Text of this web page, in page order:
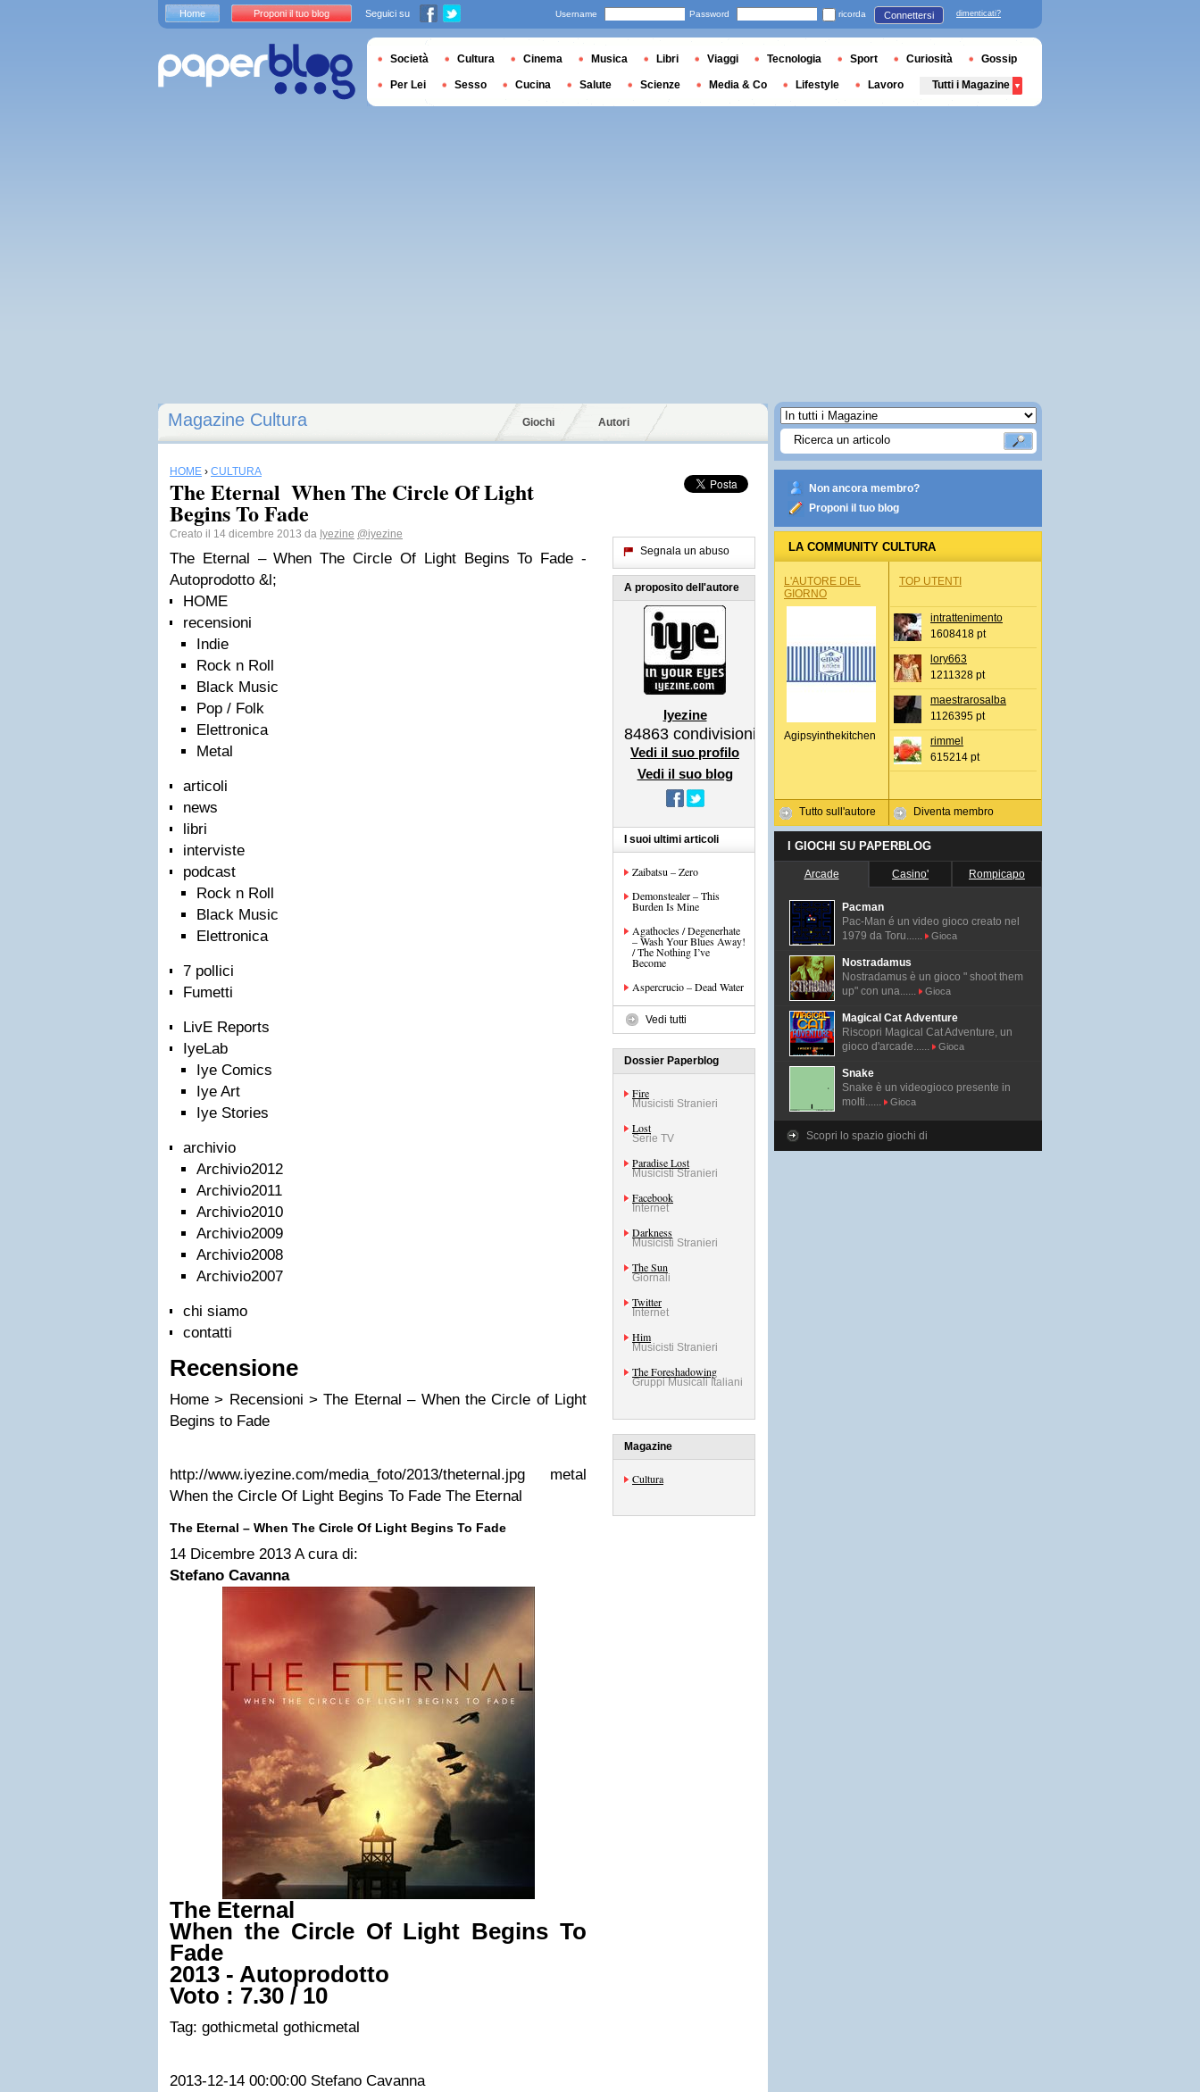
Magazine Cultura Giochi Autori
HOME › CULTURA
The Eternal  When The Circle Of Light
Begins To Fade
Creato il 14 dicembre 2013 da Iyezine @iyezine
The Eternal – When The Circle Of Light Begins To Fade -
Autoprodotto &l;
HOME
recensioni
Indie
Rock n Roll
Black Music
Pop / Folk
Elettronica
Metal
articoli
news
libri
interviste
podcast
Rock n Roll
Black Music
Elettronica
7 pollici
Fumetti
LivE Reports
IyeLab
Iye Comics
Iye Art
Iye Stories
archivio
Archivio2012
Archivio2011
Archivio2010
Archivio2009
Archivio2008
Archivio2007
chi siamo
contatti
Recensione
Home > Recensioni > The Eternal – When the Circle of Light
Begins to Fade
http://www.iyezine.com/media_foto/2013/theternal.jpg
metal
When the Circle Of Light Begins To Fade The Eternal
The Eternal – When The Circle Of Light Begins To Fade
14 Dicembre 2013 A cura di:
Stefano Cavanna
The Eternal
When the Circle Of Light Begins To
Fade
2013 - Autoprodotto
Voto : 7.30 / 10
Tag: gothicmetal gothicmetal
2013-12-14 00:00:00 Stefano Cavanna
Segnala un abuso
A proposito dell'autore
Iyezine
84863 condivisioni
Vedi il suo profilo
Vedi il suo blog
I suoi ultimi articoli
Zaibatsu – Zero
Demonstealer – This
Burden Is Mine
Agathocles / Degenerhate
– Wash Your Blues Away!
/ The Nothing I’ve
Become
Aspercrucio – Dead Water
Vedi tutti
Dossier Paperblog
Fire
Musicisti Stranieri
Lost
Serie TV
Paradise Lost
Musicisti Stranieri
Facebook
Internet
Darkness
Musicisti Stranieri
The Sun
Giornali
Twitter
Internet
Him
Musicisti Stranieri
The Foreshadowing
Gruppi Musicali Italiani
Magazine
Cultura
Non ancora membro?
Proponi il tuo blog
LA COMMUNITY CULTURA
L'AUTORE DEL
GIORNO
Agipsyinthekitchen
Tutto sull'autore
TOP UTENTI
intrattenimento
1608418 pt
lory663
1211328 pt
maestrarosalba
1126395 pt
rimmel
615214 pt
Diventa membro
I GIOCHI SU PAPERBLOG
Arcade Casino' Rompicapo
Pacman
Pac-Man é un video gioco creato nel
1979 da Toru......
Gioca
Nostradamus
Nostradamus è un gioco " shoot them
up" con una......
Gioca
Magical Cat Adventure
Riscopri Magical Cat Adventure, un
gioco d'arcade......
Gioca
Snake
Snake è un videogioco presente in
molti......
Gioca
Scopri lo spazio giochi di
Home Proponi il tuo blog Seguici su Username Password ricorda Connettersi dimenticati?
Società Cultura Cinema Musica Libri Viaggi Tecnologia Sport Curiosità Gossip
Per Lei Sesso Cucina Salute Scienze Media & Co Lifestyle Lavoro Tutti i Magazine